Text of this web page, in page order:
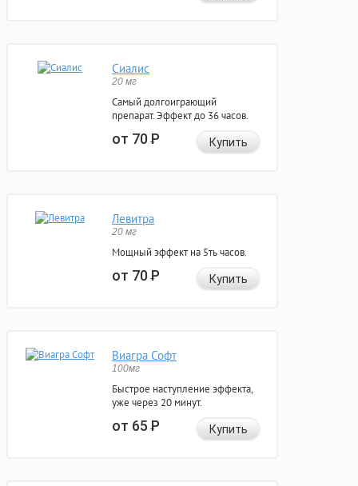
Сиалис
20 мг
Самый долгоиграющий
препарат. Эффект до 36 часов.
от 70Р Купить
Левитра
20 мг
Мощный эффект на 5ть часов.
от 70Р Купить
Виагра Софт
100мг
Быстрое наступление эффекта,
уже через 20 минут.
от 65Р Купить